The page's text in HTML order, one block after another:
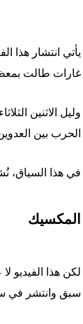
يأتي انتشار هذا
غارات طالت
الحرب بين
في هذا السياق،
المكسيك
لكن هذا الفيديو
سبق وانتشر في